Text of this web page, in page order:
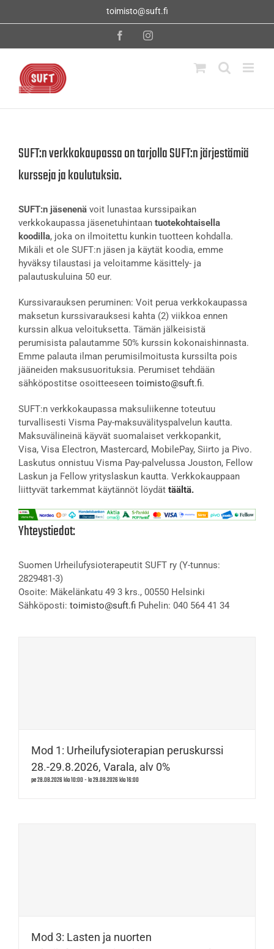
toimisto@suft.fi
FacebookInstagram
SUFT:n verkkokaupassa on tarjolla SUFT:n järjestämiä
kursseja ja koulutuksia.
SUFT:n jäsenenä voit lunastaa kurssipaikan
verkkokaupassa jäsenetuhintaan tuotekohtaisella
koodilla, joka on ilmoitettu kunkin tuotteen kohdalla.
Mikäli et ole SUFT:n jäsen ja käytät koodia, emme
hyväksy tilaustasi ja veloitamme käsittely- ja
palautuskuluina 50 eur.
Kurssivarauksen peruminen: Voit perua verkkokaupassa
maksetun kurssivarauksesi kahta (2) viikkoa ennen
kurssin alkua veloituksetta. Tämän jälkeisistä
perumisista palautamme 50% kurssin kokonaishinnasta.
Emme palauta ilman perumisilmoitusta kurssilta pois
jääneiden maksusuorituksia. Perumiset tehdään
sähköpostitse osoitteeseen toimisto@suft.fi.
SUFT:n verkkokaupassa maksuliikenne toteutuu
turvallisesti Visma Pay-maksuvälityspalvelun kautta.
Maksuvälineinä käyvät suomalaiset verkkopankit,
Visa, Visa Electron, Mastercard, MobilePay, Siirto ja Pivo.
Laskutus onnistuu Visma Pay-palvelussa Jouston, Fellow
Laskun ja Fellow yrityslaskun kautta. Verkkokauppaan
liittyvät tarkemmat käytännöt löydät täältä.
Yhteystiedot:
Suomen Urheilufysioterapeutit SUFT ry (Y-tunnus:
2829481-3)
Osoite: Mäkelänkatu 49 3 krs., 00550 Helsinki
Sähköposti: toimisto@suft.fi Puhelin: 040 564 41 34
Mod 1: Urheilufysioterapian peruskurssi
28.-29.8.2026, Varala, alv 0%
pe 28.08.2026 klo 10:00-la 29.08.2026 klo 16:00
Mod 3: Lasten ja nuorten